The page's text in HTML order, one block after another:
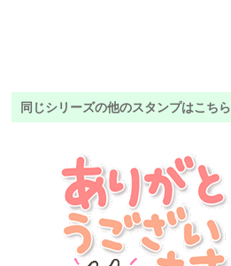
同じシリーズの他のスタンプはこちら